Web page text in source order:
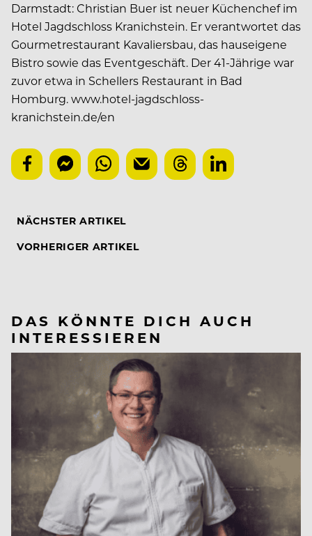
Darmstadt: Christian Buer ist neuer Küchenchef im
Hotel Jagdschloss Kranichstein. Er verantwortet das
Gourmetrestaurant Kavaliersbau, das hauseigene
Bistro sowie das Eventgeschäft. Der 41-Jährige war
zuvor etwa in Schellers Restaurant in Bad
Homburg.www.hotel-jagdschloss-
kranichstein.de/en
NÄCHSTER ARTIKEL
VORHERIGER ARTIKEL
DAS KÖNNTE DICH AUCH
INTERESSIEREN